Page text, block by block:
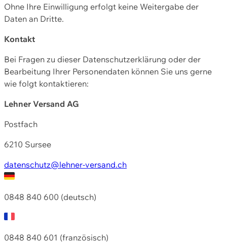
Ohne Ihre Einwilligung erfolgt keine Weitergabe der
Daten an Dritte.
Kontakt
Bei Fragen zu dieser Datenschutzerklärung oder der
Bearbeitung Ihrer Personendaten können Sie uns gerne
wie folgt kontaktieren:
Lehner Versand AG
Postfach
6210 Sursee
datenschutz@lehner-versand.ch
0848 840 600 (deutsch)
0848 840 601 (französisch)